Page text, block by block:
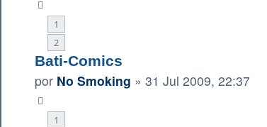
1
2
Bati-Comics
por No Smoking » 31 Jul 2009, 22:37
1